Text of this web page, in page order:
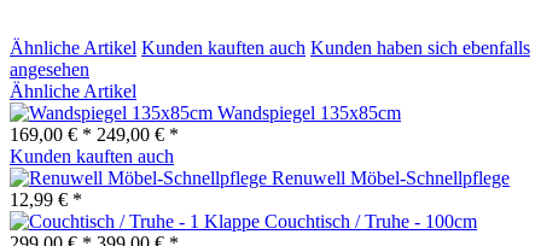
Ähnliche Artikel Kunden kauften auch Kunden haben sich ebenfalls
angesehen
Ähnliche Artikel
Wandspiegel 135x85cm
169,00 € * 249,00 € *
Kunden kauften auch
Renuwell Möbel-Schnellpflege
12,99 € *
Couchtisch / Truhe - 100cm